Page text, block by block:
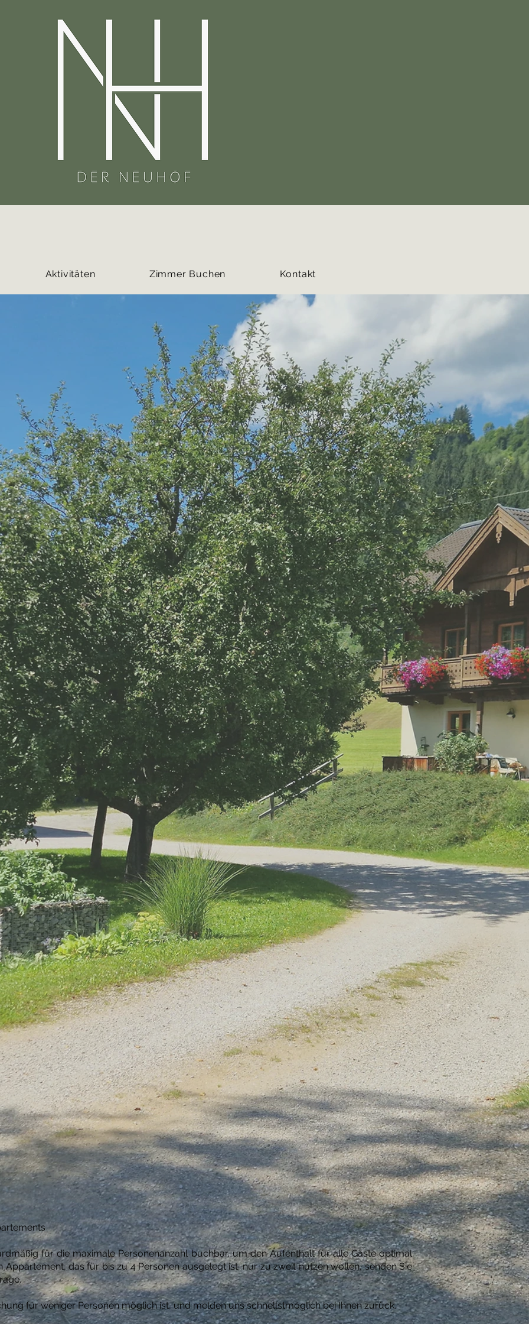
Aktivitäten Zimmer Buchen Kontakt
für die maximale Personenanzahl buchbar, um den Aufenthalt für alle Gäste optimal
Appartement, das für bis zu 4 Personen ausgelegt ist, nur zu zweit nutzen wollen, senden Sie
für weniger Personen möglich ist, und melden uns schnellstmöglich bei Ihnen zurück.
Aktivitäten Zimmer Buchen Kontakt